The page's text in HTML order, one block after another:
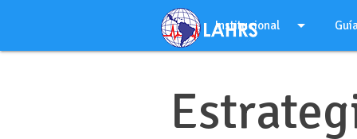
Institucional arrow_drop_down